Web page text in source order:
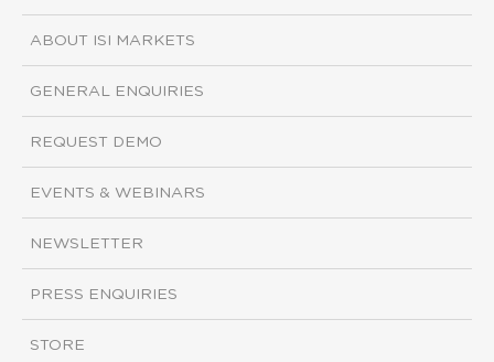
ABOUT ISI MARKETS
GENERAL ENQUIRIES
REQUEST DEMO
EVENTS & WEBINARS
NEWSLETTER
PRESS ENQUIRIES
STORE